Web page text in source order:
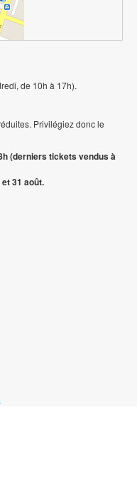
de 10h à 17h).
Privilégiez donc le
(derniers tickets vendus à
31 août.